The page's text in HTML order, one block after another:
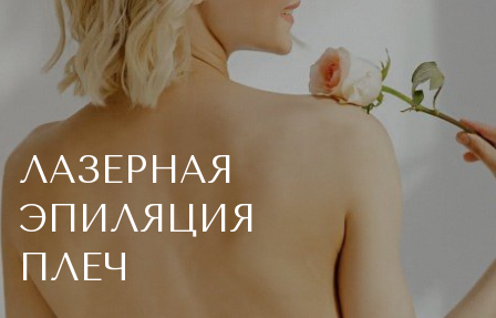
ЛАЗЕРНАЯ
ЭПИЛЯЦИЯ
ПЛЕЧ